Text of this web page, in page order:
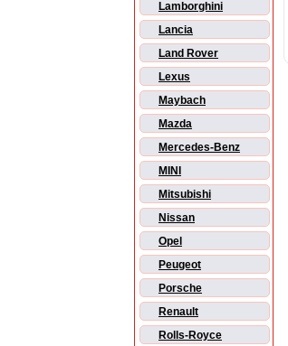
Lamborghini
Lancia
Land Rover
Lexus
Maybach
Mazda
Mercedes-Benz
MINI
Mitsubishi
Nissan
Opel
Peugeot
Porsche
Renault
Rolls-Royce